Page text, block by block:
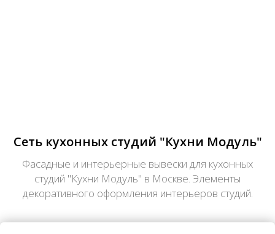
Сеть кухонных студий "Кухни Модуль"
Фасадные и интерьерные вывески для кухонных
студий "Кухни Модуль" в Москве. Элементы
декоративного оформления интерьеров студий.